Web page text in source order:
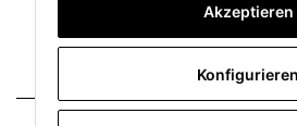
Akzeptieren
Konfigurieren